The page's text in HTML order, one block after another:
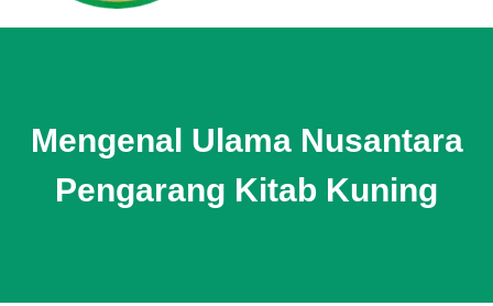
Mengenal Ulama Nusantara
Pengarang Kitab Kuning